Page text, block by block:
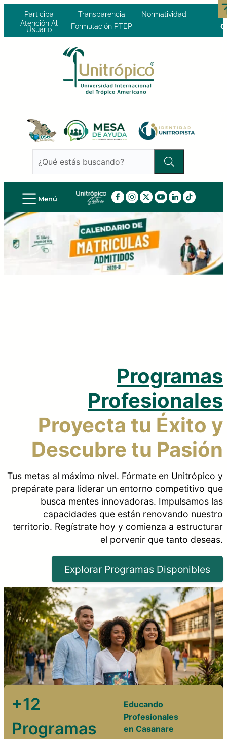
Participa Transparencia
Normatividad
Atención Al
Usuario Formulación PTEP
Menú
Programas
Profesionales
Proyecta tu Éxito y
Descubre tu Pasión
Tus metas al máximo nivel. Fórmate en Unitrópico y
prepárate para liderar un entorno competitivo que
busca mentes innovadoras. Impulsamos las
capacidades que están renovando nuestro
territorio. Regístrate hoy y comienza a estructurar
el porvenir que tanto deseas.
Explorar Programas Disponibles
+12
Programas
Educando
Profesionales
en Casanare